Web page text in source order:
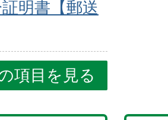
明書【郵送
項目を見る